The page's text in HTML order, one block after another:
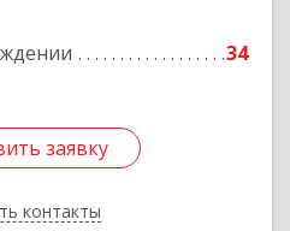
34
заявку
контакты
Подробнее
заявку